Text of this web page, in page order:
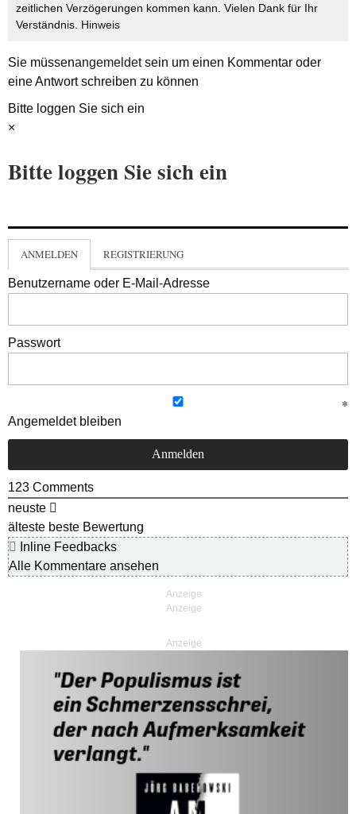
zeitlichen Verzögerungen kommen kann. Vielen Dank für Ihr
Verständnis. Hinweis
Sie müssenangemeldetsein um einen Kommentar oder
eine Antwort schreiben zu können
Bitte loggen Sie sich ein
×
Bitte loggen Sie sich ein
ANMELDEN REGISTRIERUNG
Benutzername oder E-Mail-Adresse
Passwort
Angemeldet bleiben
123 Comments
neuste
älteste beste Bewertung
Inline Feedbacks
Alle Kommentare ansehen
Anzeige